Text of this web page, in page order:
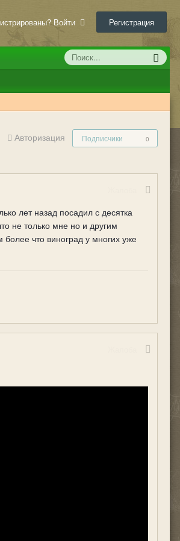
Войти Регистрация
Авторизация Подписчики 0
лет назад посадил с десятка
не только мне но и другим
что виноград у многих уже